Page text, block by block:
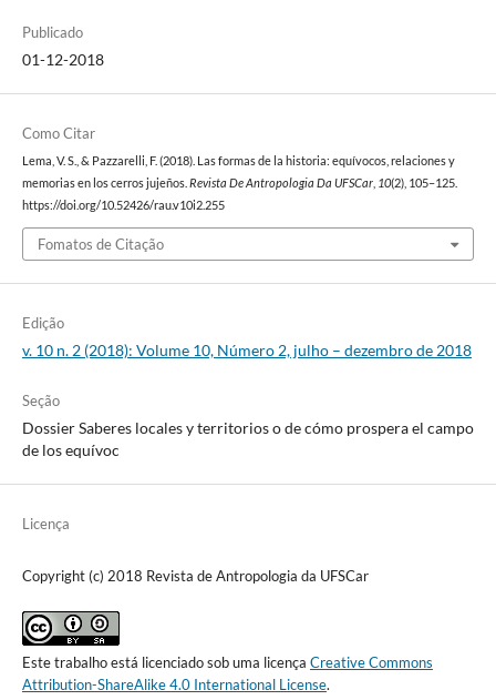
Publicado
01-12-2018
Como Citar
Lema, V. S., & Pazzarelli, F. (2018). Las formas de la historia: equívocos, relaciones y
memorias en los cerros jujeños. Revista De Antropologia Da UFSCar, 10(2), 105–125.
https://doi.org/10.52426/rau.v10i2.255
Fomatos de Citação
Edição
v. 10 n. 2 (2018): Volume 10, Número 2, julho – dezembro de 2018
Seção
Dossier Saberes locales y territorios o de cómo prospera el campo
de los equívoc
Licença
Copyright (c) 2018 Revista de Antropologia da UFSCar
Este trabalho está licenciado sob uma licença Creative Commons
Attribution-ShareAlike 4.0 International License.